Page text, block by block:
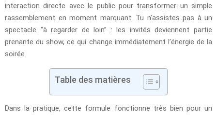
interaction directe avec le public pour transformer un simple
rassemblement en moment marquant. Tu n’assistes pas à un
spectacle “à regarder de loin” : les invités deviennent partie
prenante du show, ce qui change immédiatement l’énergie de la
soirée.
Table des matières
Dans la pratique, cette formule fonctionne très bien pour un